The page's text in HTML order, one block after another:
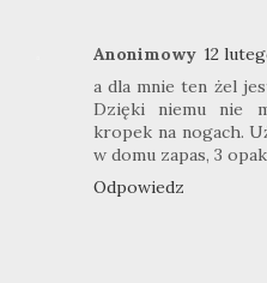
Anonimowy 12
a dla mnie ten żel
Dzięki niemu nie
kropek na nogach.
w domu zapas, 3
Odpowiedz